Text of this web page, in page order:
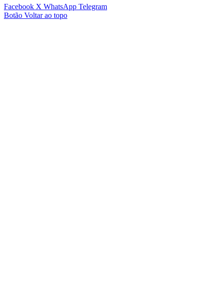
Facebook X WhatsApp Telegram
Botão Voltar ao topo